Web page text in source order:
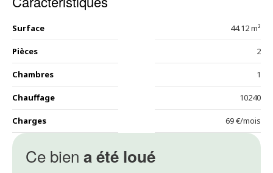
Ce bien a été loué
Surface 44.12 m²
Pièces 2
Chambres 1
Chauffage 10240
Charges 69 €/mois